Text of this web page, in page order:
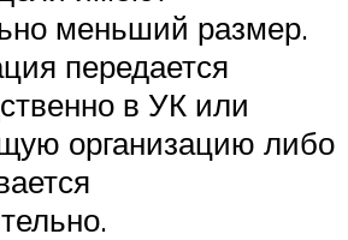
меньший размер.
передается
в УК или
организацию либо